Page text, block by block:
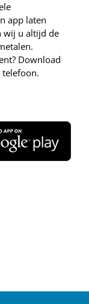
app laten
wij u altijd de
Download